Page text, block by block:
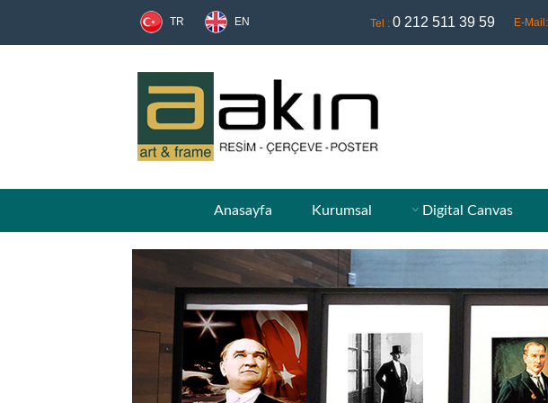
TR EN Tel : 0 212 511 39 59 E-Mail:
Anasayfa Kurumsal Digital Canvas